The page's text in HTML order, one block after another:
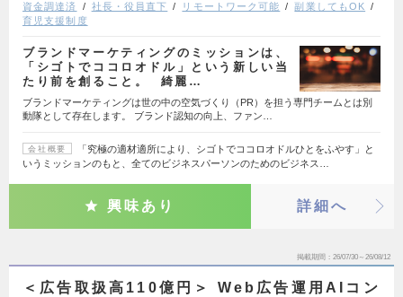
資金調達済
社長・役員直下 リモートワーク可能
副業してもOK
育児支援制度
ブランドマーケティングのミッションは、
「シゴトでココロオドル」という新しい当
たり前を創ること。 綺麗…
ブランドマーケティングは世の中の空気づくり（PR）を担う専門チームとは別
動隊として存在します。 ブランド認知の向上、ファン…
会社概要
「究極の適材適所により、シゴトでココロオドルひとをふやす」と
いうミッションのもと、全てのビジネスパーソンのためのビジネス…
興味あり 詳細へ
掲載期間 26/07/30～26/08/12
＜広告取扱高110億円＞ Web広告運用AIコン